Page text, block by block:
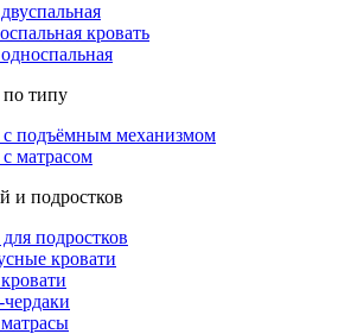
кровать
типу
с подъёмным механизмом
матрасом
и подростков
подростков
кровати